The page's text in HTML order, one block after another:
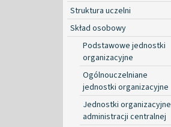
Struktura uczelni
Skład osobowy
Podstawowe jednostki
organizacyjne
Ogólnouczelniane
jednostki organizacyjne
Jednostki organizacyjne
administracji centralnej